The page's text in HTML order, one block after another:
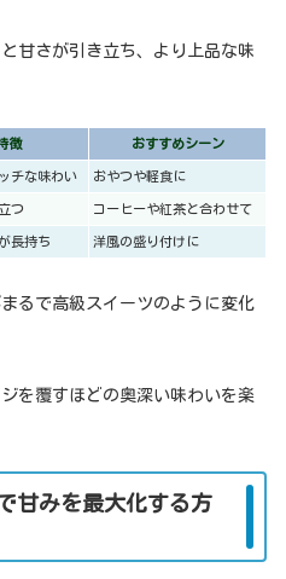
甘さが引き立ち、より上品な味
徴 おすすめシーン
チな味わい おやつや軽食に
つ コーヒーや紅茶と合わせて
長持ち 洋風の盛り付けに
るで高級スイーツのように変化
を覆すほどの奥深い味わいを楽
甘みを最大化する方